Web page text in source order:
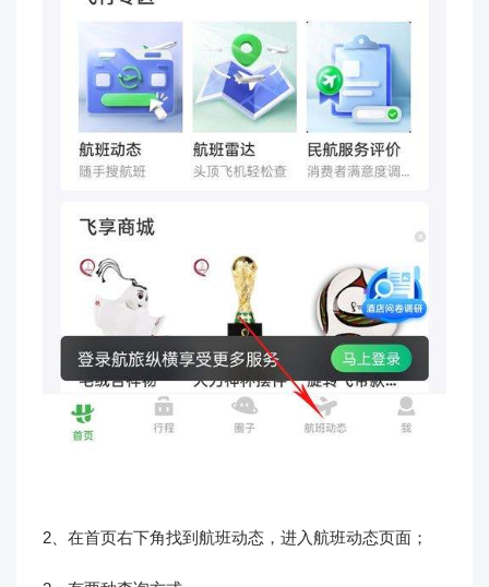
2、在首页右下角找到航班动态，进入航班动态页面；